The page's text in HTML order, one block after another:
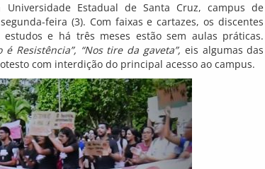
Estadual de Santa Cruz, campus de
feira (3). Com faixas e cartazes, os discentes
e há três meses estão sem aulas práticas.
é Resistência”, “Nos tire da gaveta”, eis algumas das
com interdição do principal acesso ao campus.